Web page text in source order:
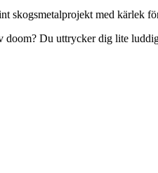
skogsmetalprojekt med kärlek
doom? Du uttrycker dig lite